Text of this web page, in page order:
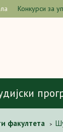
Конкурси за
факултета >